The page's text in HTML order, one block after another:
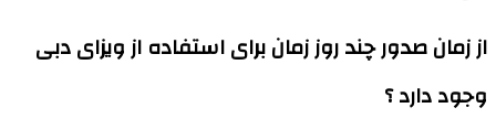
از زمان صدور چند روز زمان برای استفاده از ویزای دبی
وجود دارد ؟